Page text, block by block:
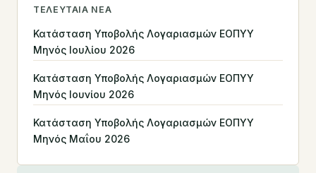
ΤΕΛΕΥΤΑΊΑ ΝΈΑ
Κατάσταση Υποβολής Λογαριασμών ΕΟΠΥΥ
Μηνός Ιουλίου 2026
Κατάσταση Υποβολής Λογαριασμών ΕΟΠΥΥ
Μηνός Ιουνίου 2026
Κατάσταση Υποβολής Λογαριασμών ΕΟΠΥΥ
Μηνός Μαΐου 2026